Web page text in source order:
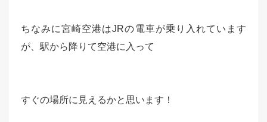
ちなみに宮崎空港はJRの電車が乗り入れています
が、駅から降りて空港に入って
すぐの場所に見えるかと思います！